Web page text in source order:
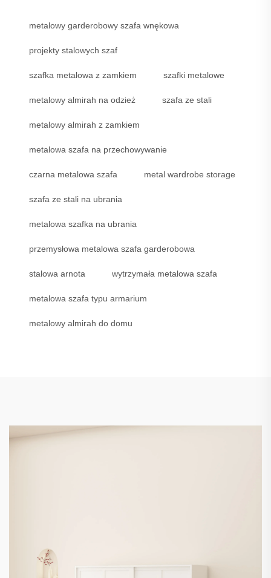
metalowy garderobowy szafa wnękowa
projekty stalowych szaf
szafka metalowa z zamkiem szafki metalowe
metalowy almirah na odzież szafa ze stali
metalowy almirah z zamkiem
metalowa szafa na przechowywanie
czarna metalowa szafa metal wardrobe storage
szafa ze stali na ubrania
metalowa szafka na ubrania
przemysłowa metalowa szafa garderobowa
stalowa arnota wytrzymała metalowa szafa
metalowa szafa typu armarium
metalowy almirah do domu